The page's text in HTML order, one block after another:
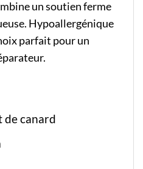
un soutien ferme
Hypoallergénique
parfait pour un
de canard